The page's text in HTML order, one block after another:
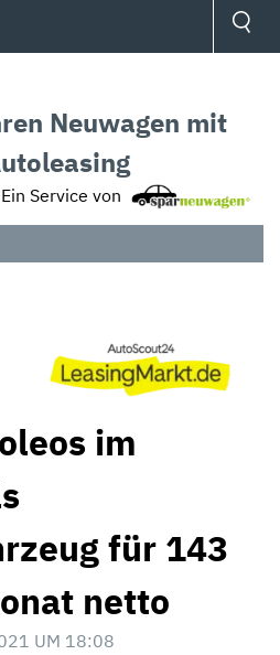
Neuwagen mit
Ein Service von
im
für 143
netto
UM 18:08